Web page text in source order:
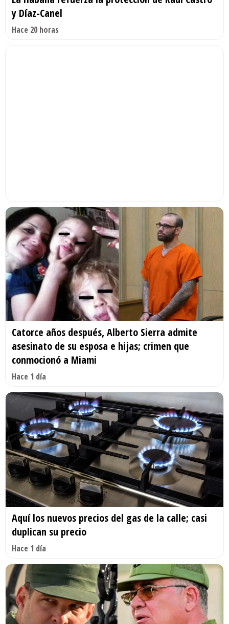
y Díaz-Canel
Hace 20 horas
Catorce años después, Alberto Sierra admite
asesinato de su esposa e hijas; crimen que
conmocionó a Miami
Hace 1 día
Aquí los nuevos precios del gas de la calle; casi
duplican su precio
Hace 1 día